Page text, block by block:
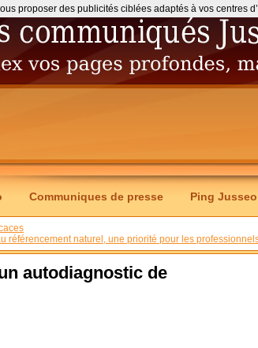
Communiques de presse Ping Jusseo
référencement naturel, une priorité pour les
autodiagnostic de
proposer des publicités ciblées adaptés à vos centres